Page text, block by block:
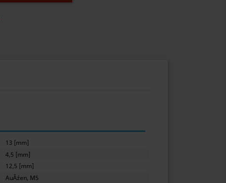
13 [mm]
4,5 [mm]
12,5 [mm]
AuĂźen, M5